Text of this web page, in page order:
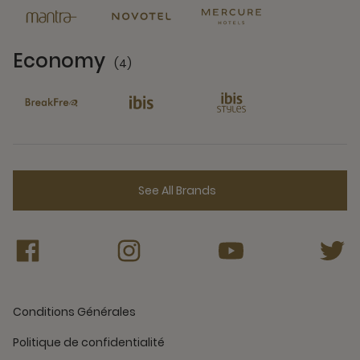
Economy (4)
See All Brands
Conditions Générales
Politique de confidentialité